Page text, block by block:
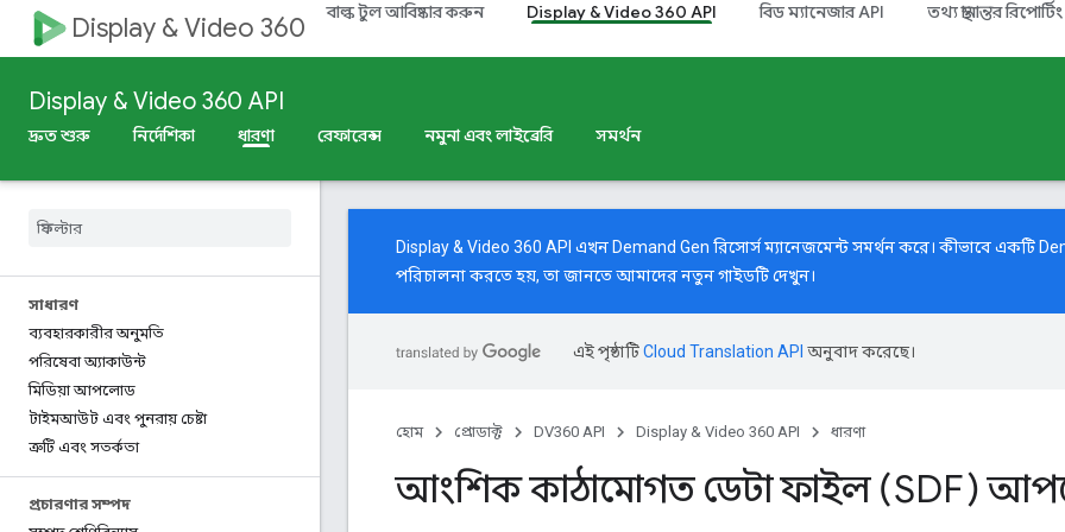
Display & Video 360 বাল্ক টুল আবিষ্কার করুন Display & Video 360 API বিড ম্যানেজার API তথ্য স্থানান্তর রিপোর্টিং
Display & Video 360 API
দ্রুত শুরু নির্দেশিকা ধারণা রেফারেন্স নমুনা এবং লাইব্রেরি সমর্থন
সাধারণ
ব্যবহারকারীর অনুমতি
পরিষেবা অ্যাকাউন্ট
মিডিয়া আপলোড
টাইমআউট এবং পুনরায় চেষ্টা
ত্রুটি এবং সতর্কতা
প্রচারণার সম্পদ
Display & Video 360 API এখন Demand Gen রিসোর্স ম্যানেজমেন্ট সমর্থন করে। কীভাবে একটি
পরিচালনা করতে হয়, তা জানতে আমাদেরনতুন গাইডটিদেখুন।
এই পৃষ্ঠাটিCloud Translation API অনুবাদ করেছে।
হোম প্রোডাক্ট DV360 API Display & Video 360 API ধারণা
আংশিক কাঠামোগত ডেটা ফাইল (SDF)